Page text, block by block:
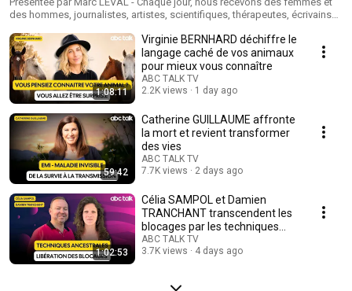
des hommes, journalistes, artistes, scientifiques, thérapeutes, écrivains
vie, volontaire ou subi, devient une source d’inspiration pour tous. Des
rencontres intimes et profondes.
1:08:11
Virginie BERNHARD déchiffre le
langage caché de vos animaux
pour mieux vous connaître
ABC TALK TV
2.2K views
1 day ago
59:42
Catherine GUILLAUME affronte
la mort et revient transformer
des vies
ABC TALK TV
7.7K views
2 days ago
1:02:53
Célia SAMPOL et Damien
TRANCHANT transcendent les
blocages par les techniques
ancestrales
ABC TALK TV
3.7K views
4 days ago